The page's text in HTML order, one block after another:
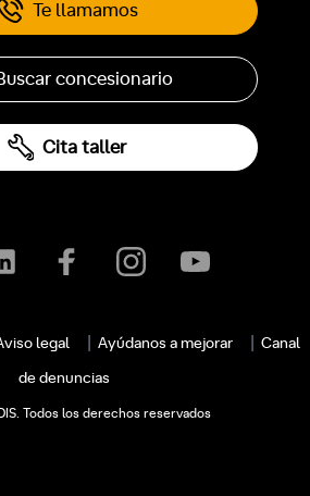
Te llamamos
concesionario
Cita taller
legal Ayúdanos a mejorar Canal
de denuncias
Todos los derechos reservados